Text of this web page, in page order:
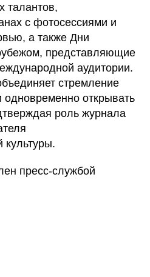
талантов,
с фотосессиями и
а также Дни
представляющие
аудитории.
стремление
одновременно открывать
роль журнала
культуры.
пресс-службой